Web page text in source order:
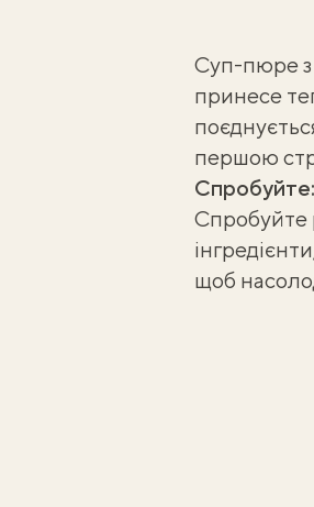
Суп-пюре з
принесе
першою
Спробуйте:
Спробуйте
щоб